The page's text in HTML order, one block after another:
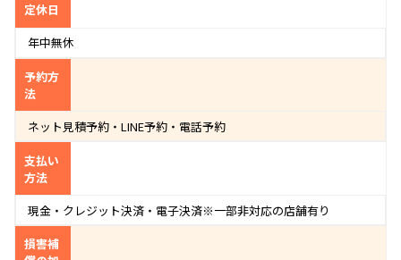
定休日
年中無休
予約方
法
ネット見積予約・LINE予約・電話予約
支払い
方法
現金・クレジット決済・電子決済※一部非対応の店舗有り
損害補